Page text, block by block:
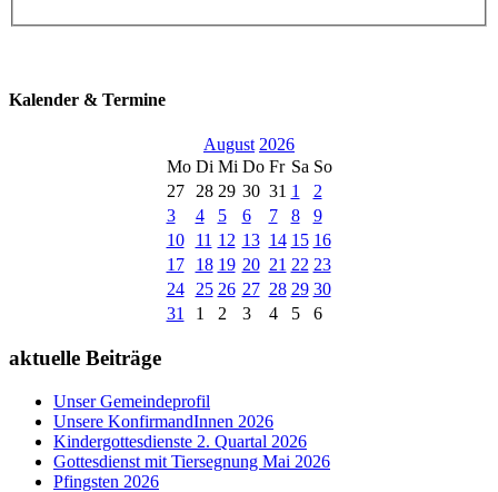
Kalender & Termine
August 2026
Mo Di Mi Do Fr Sa So
27
28 29 30 31 1
2
3
4 5 6 7 8
9
10
11 12 13 14 15 16
17
18 19 20 21 22 23
24
25 26 27 28 29 30
31
1 2 3 4 5 6
aktuelle Beiträge
Unser Gemeindeprofil
Unsere KonfirmandInnen 2026
Kindergottesdienste 2. Quartal 2026
Gottesdienst mit Tiersegnung Mai 2026
Pfingsten 2026